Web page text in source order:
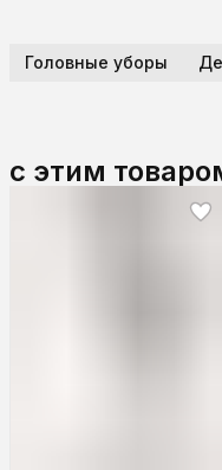
Головные уборы
с этим